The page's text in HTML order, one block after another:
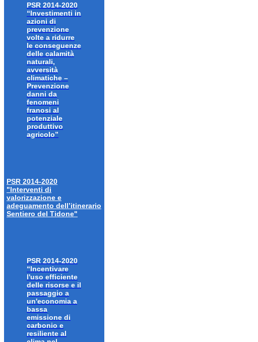
PSR 2014-2020
“Investimenti in
azioni di
prevenzione
volte a ridurre
le conseguenze
delle calamità
naturali,
avversità
climatiche –
Prevenzione
danni da
fenomeni
franosi al
potenziale
produttivo
agricolo”
PSR 2014-2020
"Interventi di
valorizzazione e
adeguamento dell’itinerario
Sentiero del Tidone"
PSR 2014-2020
“Incentivare
l'uso efficiente
delle risorse e il
passaggio a
un'economia a
bassa
emissione di
carbonio e
resiliente al